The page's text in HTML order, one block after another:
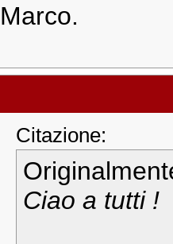
Marco.
Citazione:
Ciao a tutti !